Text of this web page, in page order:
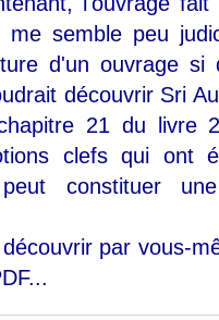
semble peu
d'un ouvrage si
découvrir Sri
21 du livre
clefs qui ont
constituer
par vous-